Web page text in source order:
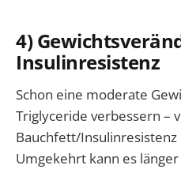
4)
Insulinresistenz
Schon eine moderate
Triglyceride verbessern –
Bauchfett/Insulinresistenz
Umgekehrt kann es